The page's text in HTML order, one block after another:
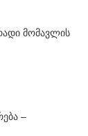
მომავლის
–